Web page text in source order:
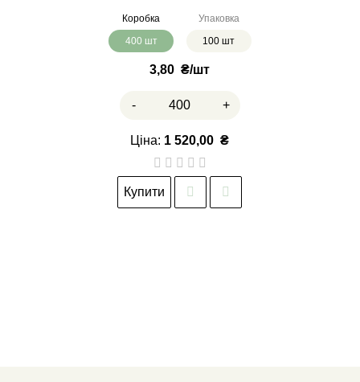
Коробка
400 шт
Упаковка
100 шт
3,80 ₴
- +
Ціна: 1 520,00 ₴
Купити